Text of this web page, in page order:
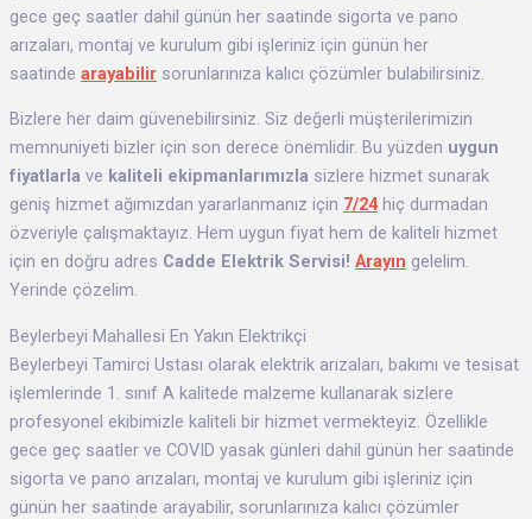
gece geç saatler dahil günün her saatinde sigorta ve pano
arızaları, montaj ve kurulum gibi işleriniz için günün her
saatinde arayabilir sorunlarınıza kalıcı çözümler bulabilirsiniz.
Bizlere her daim güvenebilirsiniz. Siz değerli müşterilerimizin
memnuniyeti bizler için son derece önemlidir. Bu yüzden uygun
fiyatlarla ve kaliteli ekipmanlarımızla sizlere hizmet sunarak
geniş hizmet ağımızdan yararlanmanız için 7/24hiç durmadan
özveriyle çalışmaktayız. Hem uygun fiyat hem de kaliteli hizmet
için en doğru adres Cadde Elektrik Servisi! Arayın gelelim.
Yerinde çözelim.
Beylerbeyi Mahallesi En Yakın Elektrikçi
Beylerbeyi Tamirci Ustası olarak elektrik arızaları, bakımı ve tesisat
işlemlerinde 1. sınıf A kalitede malzeme kullanarak sizlere
profesyonel ekibimizle kaliteli bir hizmet vermekteyiz. Özellikle
gece geç saatler ve COVID yasak günleri dahil günün her saatinde
sigorta ve pano arızaları, montaj ve kurulum gibi işleriniz için
günün her saatinde arayabilir, sorunlarınıza kalıcı çözümler